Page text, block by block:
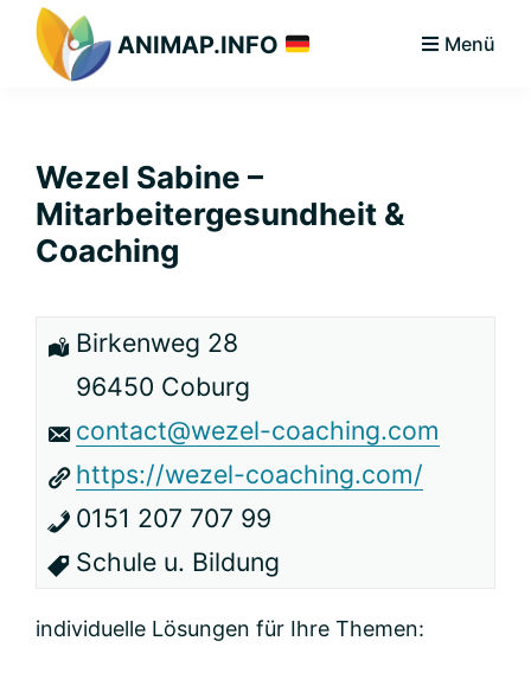
Hauptnavigation
Zum
Hauptinhalt
primären
ANIMAP.INFO
Das
Menü
Wezel Sabine –
Mitarbeitergesundheit &
Coaching
Birkenweg 28
96450 Coburg
contact@wezel-coaching.com
https://wezel-coaching.com/
0151 207 707 99
Schule u. Bildung
individuelle Lösungen für Ihre Themen: